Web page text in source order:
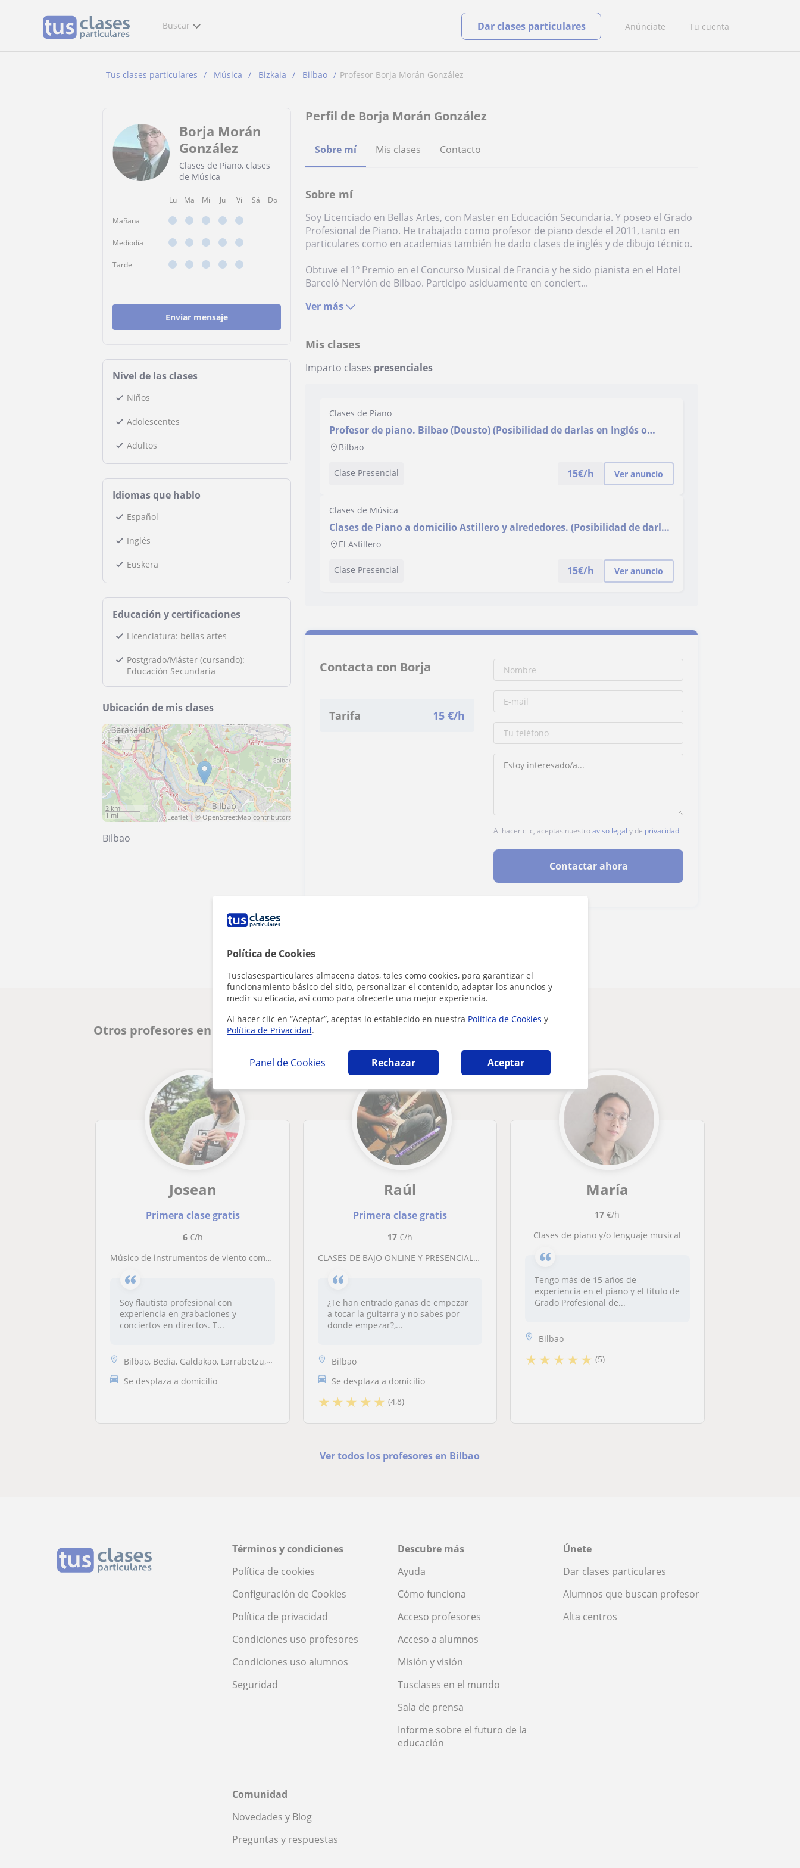
Política de Cookies
Tusclasesparticulares almacena datos, tales como cookies, para garantizar el
funcionamiento básico del sitio, personalizar el contenido, adaptar los anuncios y
medir su eficacia, así como para ofrecerte una mejor experiencia.
Al hacer clic en “Aceptar”, aceptas lo establecido en nuestra Política de Cookies y
Política de Privacidad.
Panel de Cookies Rechazar Aceptar
Buscar Anúnciate Tu cuenta
Dar clases particulares
Tus clases particulares Música Bizkaia Bilbao Profesor Borja Morán González
Borja Morán
González
Clases de Piano, clases
de Música
Lu Ma Mi Ju Vi Sá Do
Mañana
Mediodía
Tarde
Enviar mensaje
Nivel de las clases
Niños
Adolescentes
Adultos
Idiomas que hablo
Español
Inglés
Euskera
Educación y certificaciones
Licenciatura: bellas artes
Postgrado/Máster (cursando):
Educación Secundaria
Ubicación de mis clases
+ −
2 km
1 mi
Leaflet | ©OpenStreetMap contributors
Bilbao
Perfil de Borja Morán González
Sobre mí Mis clases Contacto
Sobre mí
Soy Licenciado en Bellas Artes, con Master en Educación Secundaria. Y poseo el Grado
Profesional de Piano. He trabajado como profesor de piano desde el 2011, tanto en
particulares como en academias también he dado clases de inglés y de dibujo técnico.
Obtuve el 1º Premio en el Concurso Musical de Francia y he sido pianista en el Hotel
Barceló Nervión de Bilbao. Participo asiduamente en conciert...
Ver más
Mis clases
Imparto clases presenciales
Clases de Piano
Profesor de piano. Bilbao (Deusto) (Posibilidad de darlas en Inglés o
Euskara)
Bilbao
Clase Presencial 15€/h Ver anuncio
Clases de Música
Clases de Piano a domicilio Astillero y alrededores. (Posibilidad de darlas
en Inglés)
El Astillero
Clase Presencial 15€/h Ver anuncio
Contacta con Borja
Tarifa 15 €/h
Al hacer clic, aceptas nuestroaviso legal y de privacidad
Contactar ahora
Otros profesores en Bilbao que pueden interesarte
Josean
Primera clase gratis
6€/h
Músico de instrumentos de viento como flauta travesera e irlandesa
Soy flautista profesional con
experiencia en grabaciones y
conciertos en directos. T...
Bilbao, Bedia, Galdakao, Larrabetzu, Zaratamo
Se desplaza a domicilio
Raúl
Primera clase gratis
17€/h
CLASES DE BAJO ONLINE Y PRESENCIALES
¿Te han entrado ganas de empezar
a tocar la guitarra y no sabes por
donde empezar?,...
Bilbao
Se desplaza a domicilio
★★★ ★★ (4,8)
María
17 €/h
Clases de piano y/o lenguaje musical
Tengo más de 15 años de
experiencia en el piano y el título de
Grado Profesional de...
Bilbao
★★ ★★★ (5)
Ver todos los profesores en Bilbao
Términos y condiciones
Política de cookies
Configuración de Cookies
Política de privacidad
Condiciones uso profesores
Condiciones uso alumnos
Seguridad
Descubre más
Ayuda
Cómo funciona
Acceso profesores
Acceso a alumnos
Misión y visión
Tusclases en el mundo
Sala de prensa
Informe sobre el futuro de la
educación
Únete
Dar clases particulares
Alumnos que buscan profesor
Alta centros
Comunidad
Novedades y Blog
Preguntas y respuestas